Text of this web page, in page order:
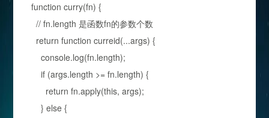
function curry(fn) {
// fn.length 是函数fn的参数个数
return function curreid(...args) {
console.log(fn.length);
if (args.length >= fn.length) {
return fn.apply(this, args);
} else {